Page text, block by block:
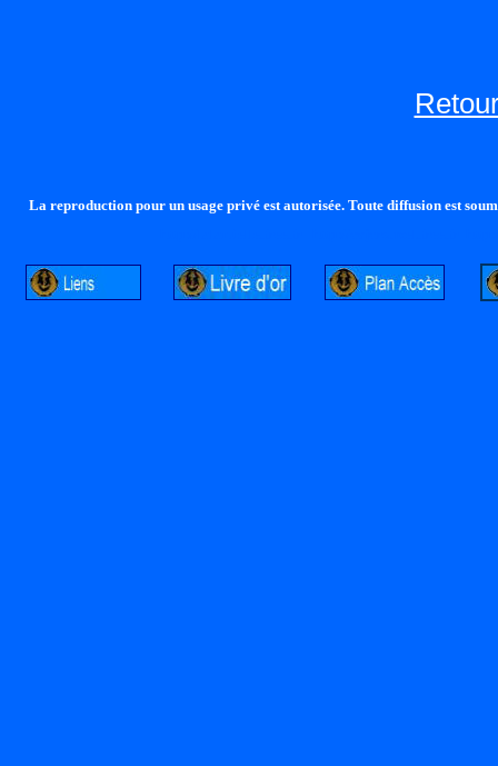
La reproduction pour un usage privé est autorisée. Toute diffusion est